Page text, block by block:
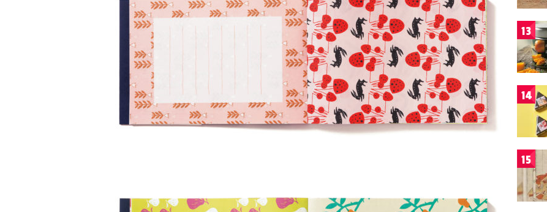
13
14
15